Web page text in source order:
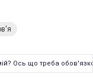
Ось що треба